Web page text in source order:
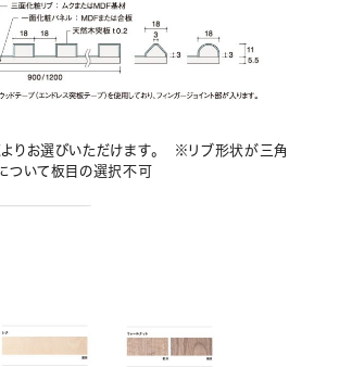
りお選びいただけます。 ※リブ形状が三角
ついて板目の選択不可